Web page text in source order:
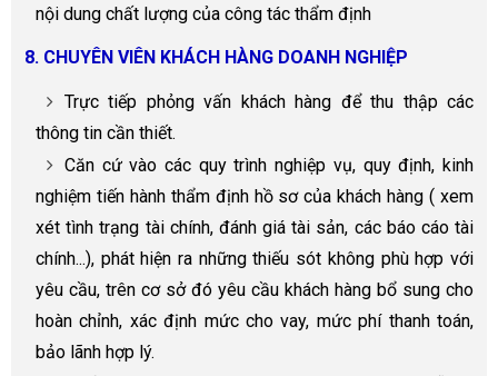
nội dung chất lượng của công tác thẩm định
8. CHUYÊN VIÊN KHÁCH HÀNG DOANH NGHIỆP
Trực tiếp phỏng vấn khách hàng để thu thập các
thông tin cần thiết.
Căn cứ vào các quy trình nghiệp vụ, quy định, kinh
nghiệm tiến hành thẩm định hồ sơ của khách hàng ( xem
xét tình trạng tài chính, đánh giá tài sản, các báo cáo tài
chính...), phát hiện ra những thiếu sót không phù hợp với
yêu cầu, trên cơ sở đó yêu cầu khách hàng bổ sung cho
hoàn chỉnh, xác định mức cho vay, mức phí thanh toán,
bảo lãnh hợp lý.